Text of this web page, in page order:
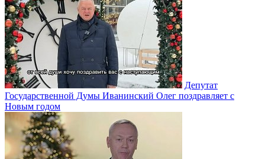
Депутат
Государственной Думы Иванинский Олег поздравляет с
Новым годом